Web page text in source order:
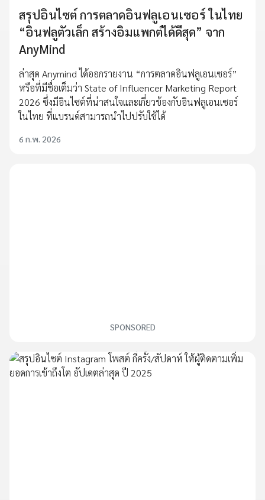
สรุปอินไซต์ การตลาดอินฟลูเอนเซอร์ ในไทย
“อินฟลูตัวเล็ก สร้างอิมแพกต์ได้ดีสุด” จาก
AnyMind
ล่าสุด Anymind ได้ออกรายงาน “การตลาดอินฟลูเอนเซอร์”
หรือที่มีชื่อเต็มว่า State of Influencer Marketing Report
2026 ซึ่งมีอินไซต์ที่น่าสนใจและเกี่ยวข้องกับอินฟลูเอนเซอร์
ในไทย ที่แบรนด์สามารถนำไปปรับใช้ได้
6 ก.พ. 2026
SPONSORED